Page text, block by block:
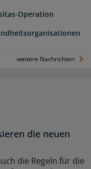
Operation
weitere Nachrichten
die neuen
die Regeln für die